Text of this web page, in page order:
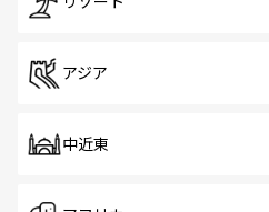
アジア
中近東